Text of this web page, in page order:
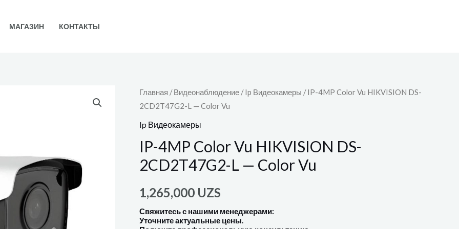
МАГАЗИН КОНТАКТЫ
Главная /Видеонаблюдение /Ip Видеокамеры / IP-4MP Color Vu HIKVISION DS-
2CD2T47G2-L — Color Vu
Ip Видеокамеры
IP-4MP Color Vu HIKVISION DS-
2CD2T47G2-L — Color Vu
1,265,000 UZS
Свяжитесь с нашими менеджерами:
Уточните актуальные цены.